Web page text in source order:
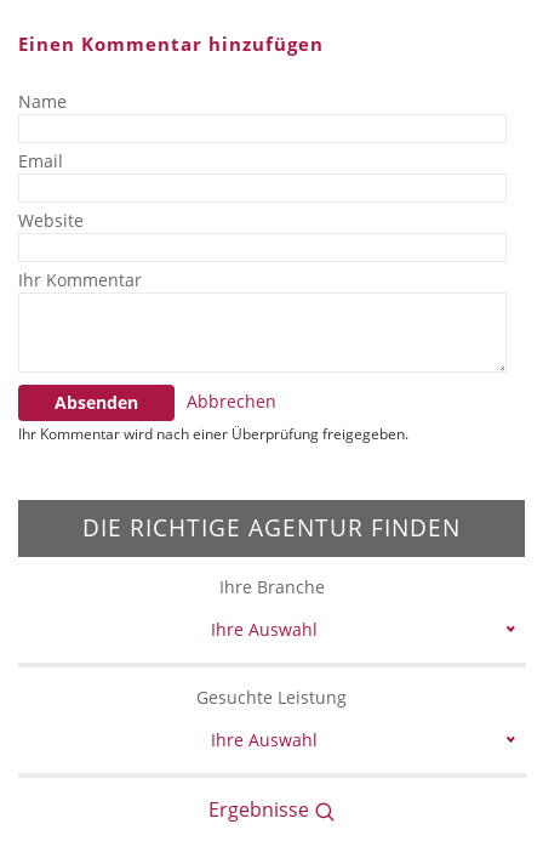
Einen Kommentar hinzufügen
Name
Email
Website
Ihr Kommentar
Absenden Abbrechen
Ihr Kommentar wird nach einer Überprüfung freigegeben.
DIE RICHTIGE AGENTUR FINDEN
Ihre Branche
Ihre Auswahl
Gesuchte Leistung
Ihre Auswahl
Ergebnisse